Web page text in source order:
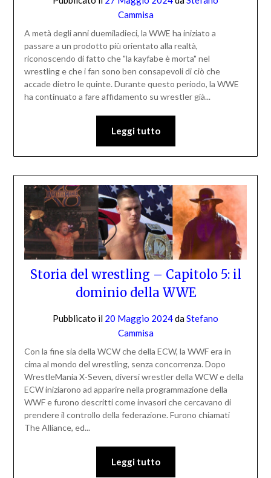
Cammisa
A metà degli anni duemiladieci, la WWE ha iniziato a
passare a un prodotto più orientato alla realtà,
riconoscendo di fatto che "la kayfabe è morta" nel
wrestling e che i fan sono ben consapevoli di ciò che
accade dietro le quinte. Durante questo periodo, la WWE
ha continuato a fare affidamento su wrestler già...
Leggi tutto
Storia del wrestling – Capitolo 5: il
dominio della WWE
Pubblicato il 20 Maggio 2024daStefano
Cammisa
Con la fine sia della WCW che della ECW, la WWF era in
cima al mondo del wrestling, senza concorrenza. Dopo
WrestleMania X-Seven, diversi wrestler della WCW e della
ECW iniziarono ad apparire nella programmazione della
WWF e furono descritti come invasori che cercavano di
prendere il controllo della federazione. Furono chiamati
The Alliance, ed...
Leggi tutto